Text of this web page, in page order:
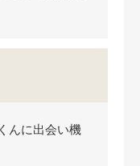
んに出会い機